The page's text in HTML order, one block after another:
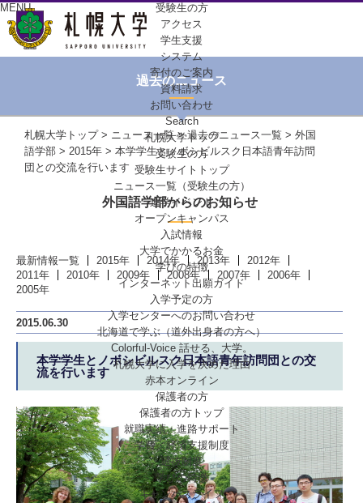
MENU
受験生の方
アクセス
学生支援
システム
寄付のご案内
資料請求
お問い合わせ
Search
札幌大学トップ
受験生の方
受験生サイトトップ
ニュース一覧（受験生の方）
進学イベント
オープンキャンパス
入試情報
大学でかかるお金
学びの特徴
インターネット出願ガイド
入学予定の方
入学センターへのお問い合わせ
北海道で学ぶ（道外出身者の方へ）
Colorful-Voice 話せる、大学。
札幌大学に入学を決めた理由
赤本オンライン
保護者の方
保護者の方トップ
就職実績・進路サポート
学費・経済支援制度
選抜制度
学びの特徴
キャンパスライフ
過去のニュース
札幌大学トップ> ニュース一覧>過去のニュース一覧 > 外国
語学部 > 2015年 > 本学学生とノボシビルスク日本語青年訪問
団との交流を行います
外国語学部からのお知らせ
最新情報一覧 2015年 2014年 2013年
2012年
2011年
2010年 2009年 2008年 2007年
2006年
2005年
2015.06.30
本学学生とノボシビルスク日本語青年訪問団との交
流を行います